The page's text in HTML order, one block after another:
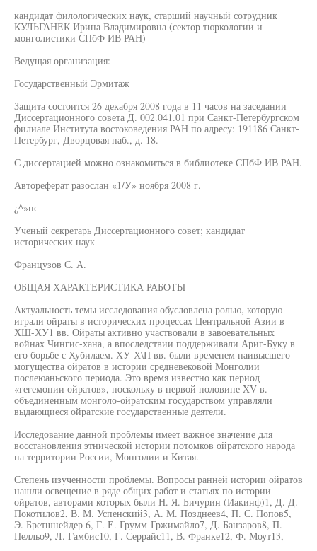
кандидат филологических наук, старший научный сотрудник
КУЛЬГАНЕК Ирина Владимировна (сектор тюркологии и
монголистики СПбФ ИВ РАН)
Ведущая организация:
Государственный Эрмитаж
Защита состоится 26 декабря 2008 года в 11 часов на заседании
Диссертационного совета Д. 002.041.01 при Санкт-Петербургском
филиале Института востоковедения РАН по адресу: 191186 Санкт-
Петербург, Дворцовая наб., д. 18.
С диссертацией можно ознакомиться в библиотеке СПбФ ИВ РАН.
Автореферат разослан «1/У» ноября 2008 г.
¿^»нс
Ученый секретарь Диссертационного совет; кандидат
исторических наук
Французов С. А.
ОБЩАЯ ХАРАКТЕРИСТИКА РАБОТЫ
Актуальность темы исследования обусловлена ролью, которую
играли ойраты в исторических процессах Центральной Азии в
ХШ-ХУ1 вв. Ойраты активно участвовали в завоевательных
войнах Чингис-хана, а впоследствии поддерживали Ариг-Буку в
его борьбе с Хубилаем. ХУ-Х\П вв. были временем наивысшего
могущества ойратов в истории средневековой Монголии
послеюаньского периода. Это время известно как период
«гегемонии ойратов», поскольку в первой половине XV в.
объединенным монголо-ойратским государством управляли
выдающиеся ойратские государственные деятели.
Исследование данной проблемы имеет важное значение для
восстановления этнической истории потомков ойратского народа
на территории России, Монголии и Китая.
Степень изученности проблемы. Вопросы ранней истории ойратов
нашли освещение в ряде общих работ и статьях по истории
ойратов, авторами которых были Н. Я. Бичурин (Иакинф)1, Д. Д.
Покотилов2, В. М. Успенский3, А. М. Позднеев4, П. С. Попов5,
Э. Бретшнейдер 6, Г. Е. Грумм-Гржимайло7, Д. Банзаров8, П.
Пелльо9, Л. Гамбис10, Г. Серрайс11, В. Франке12, Ф. Моут13,